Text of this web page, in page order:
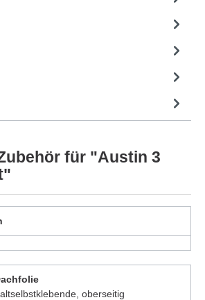
für "Austin 3
oberseitig